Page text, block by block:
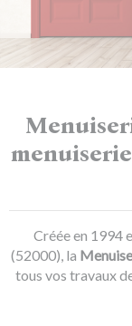
Créée en 1994
(52000), la
tous vos travaux